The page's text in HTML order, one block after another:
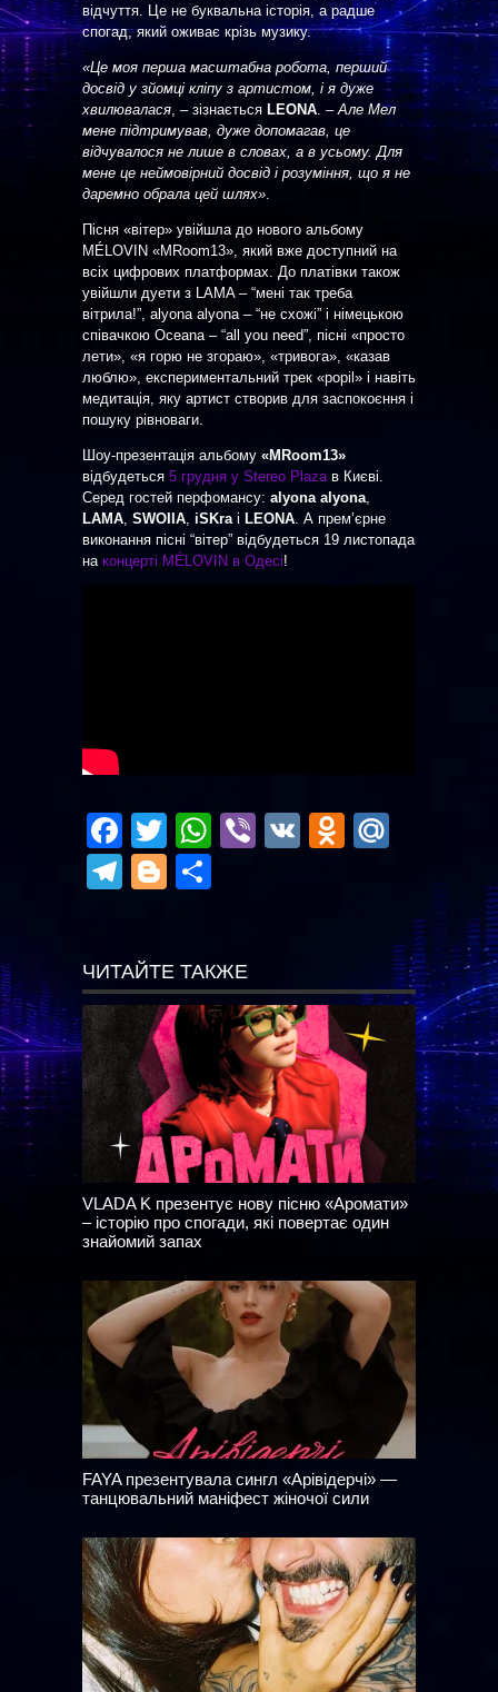
відчуття. Це не буквальна історія, а радше
спогад, який оживає крізь музику.
«Це моя перша масштабна робота, перший
досвід у зйомці кліпу з артистом, і я дуже
хвилювалася , – зізнається LEONA . – Але Мел
мене підтримував, дуже допомагав, це
відчувалося не лише в словах, а в усьому. Для
мене це неймовірний досвід і розуміння, що я не
даремно обрала цей шлях»
Пісня «вітер» увійшла до нового альбому
MÉLOVIN «MRoom13», який вже доступний на
всіх цифрових платформах. До платівки також
увійшли дуети з LAMA – “мені так треба
вітрила!”, alyona alyona – “не схожі” і німецькою
співачкою Oceana – “all you need”, пісні «просто
лети», «я горю не згораю», «тривога», «казав
люблю», експериментальний трек «popil» і навіть
медитація, яку артист створив для заспокоєння і
пошуку рівноваги.
Шоу-презентація альбому «MRoom13»
відбудеться 5 грудня у Stereo Plaza в Києві.
Серед гостей перфомансу: alyona alyona
LAMA SWOIIA iSKra і LEONA . А премʼєрне
виконання пісні “вітер” відбудеться 19 листопада
на концерті MÉLOVIN в Одесі!
Facebook
TwitterWhatsApp
Viber
VK
Telegram
Blogger
ЧИТАЙТЕ ТАКЖЕ
VLADA K презентує нову пісню «Аромати»
– історію про спогади, які повертає один
знайомий запах
FAYA презентувала сингл «Арівідерчі» —
танцювальний маніфест жіночої сили